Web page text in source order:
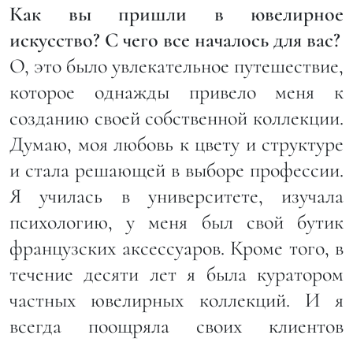
Как вы пришли в ювелирное
искусство? C чего все началось для вас?
О, это было увлекательное путешествие,
которое однажды привело меня к
созданию своей собственной коллекции.
Думаю, моя любовь к цвету и структуре
и стала решающей в выборе профессии.
Я училась в университете, изучала
психологию, у меня был свой бутик
французских аксессуаров. Кроме того, в
течение десяти лет я была куратором
частных ювелирных коллекций. И я
всегда поощряла своих клиентов